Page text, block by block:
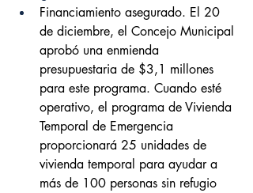
Financiamiento asegurado. El 20
de diciembre, el Concejo Municipal
aprobó una enmienda
presupuestaria de $3,1 millones
para este programa. Cuando esté
operativo, el programa de Vivienda
Temporal de Emergencia
proporcionará 25 unidades de
vivienda temporal para ayudar a
más de 100 personas sin refugio